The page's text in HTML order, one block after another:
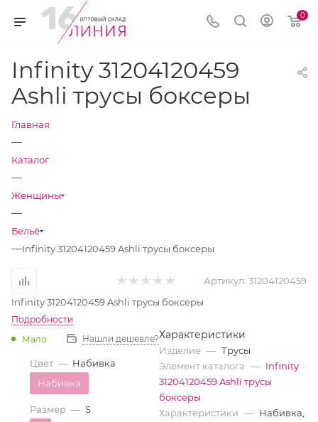
0
Infinity 31204120459
Ashli трусы боксеры
Главная
—
Каталог
—
Женщины
—
Бельё
—Infinity 31204120459 Ashli трусы боксеры
Артикул: 31204120459
Infinity 31204120459 Ashli трусы боксеры
Подробности
Мало
Нашли дешевле?
Цвет — Набивка
Набивка
Размер — S
Характеристики
Изделие — Трусы
Элемент каталога — Infinity
31204120459 Ashli трусы
боксеры
Характеристики — Набивка,